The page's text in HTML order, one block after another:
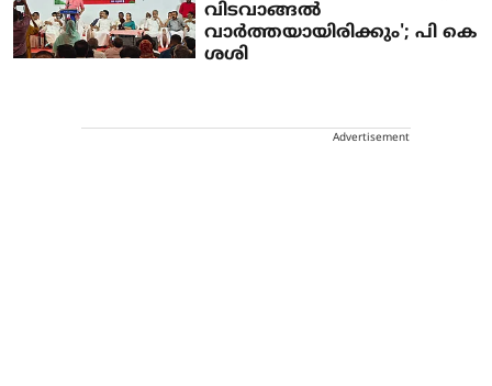
വിടവാങ്ങൽ
വാർത്തയായിരിക്കും'; പി കെ
ശശി
Advertisement